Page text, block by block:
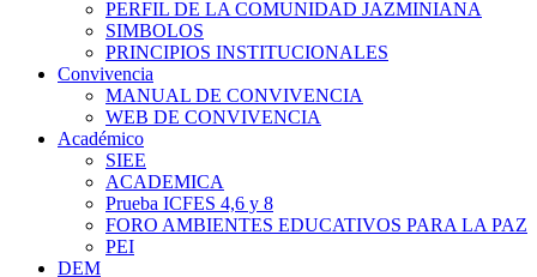
PERFIL DE LA COMUNIDAD JAZMINIANA
SIMBOLOS
PRINCIPIOS INSTITUCIONALES
Convivencia
MANUAL DE CONVIVENCIA
WEB DE CONVIVENCIA
Académico
SIEE
ACADEMICA
Prueba ICFES 4,6 y 8
FORO AMBIENTES EDUCATIVOS PARA LA PAZ
PEI
DEM